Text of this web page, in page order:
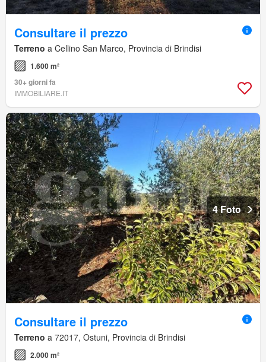
Consultare il prezzo
Terreno a Cellino San Marco, Provincia di Brindisi
1.600 m²
30+ giorni fa
IMMOBILIARE.IT
4 Foto
Consultare il prezzo
Terreno a 72017, Ostuni, Provincia di Brindisi
2.000 m²